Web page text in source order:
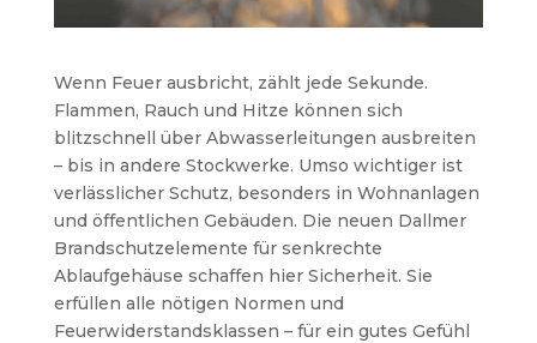
Wenn Feuer ausbricht, zählt jede Sekunde.
Flammen, Rauch und Hitze können sich
blitzschnell über Abwasserleitungen ausbreiten
– bis in andere Stockwerke. Umso wichtiger ist
verlässlicher Schutz, besonders in Wohnanlagen
und öffentlichen Gebäuden. Die neuen Dallmer
Brandschutzelemente für senkrechte
Ablaufgehäuse schaffen hier Sicherheit. Sie
erfüllen alle nötigen Normen und
Feuerwiderstandsklassen – für ein gutes Gefühl